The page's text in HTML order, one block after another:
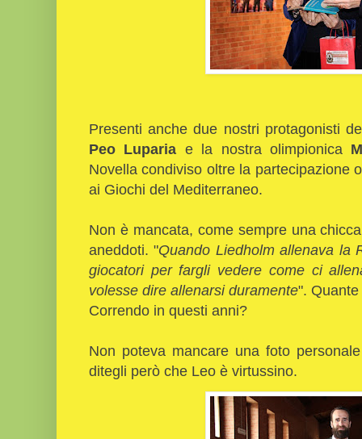
Presenti anche due nostri protagonisti
Peo Luparia e la nostra olimpionica
Novella condiviso oltre la partecipazione
ai Giochi del Mediterraneo.
Non è mancata, come sempre una
aneddoti. "Quando Liedholm allenava la
giocatori per fargli vedere come ci
volesse dire allenarsi duramente".
Correndo in questi anni?
Non poteva mancare una foto
ditegli però che Leo è virtussino.